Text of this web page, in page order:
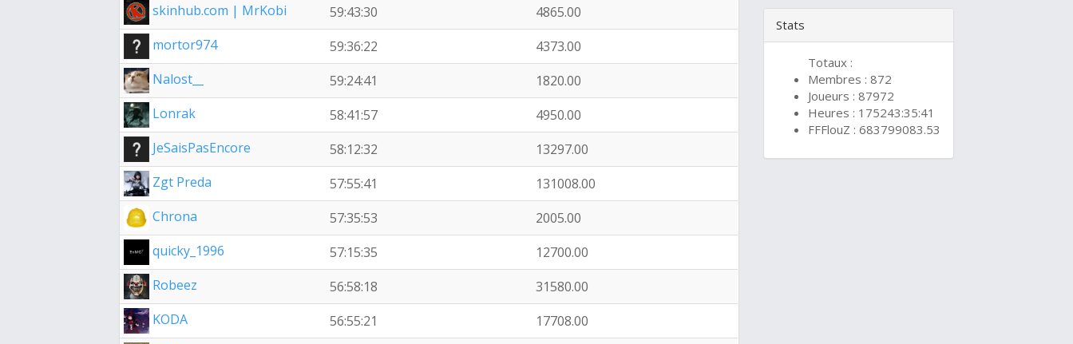
skinhub.com | MrKobi
59:43:30
4865.00
mortor974
59:36:22
4373.00
Nalost__
59:24:41
1820.00
Lonrak
58:41:57
4950.00
JeSaisPasEncore
58:12:32
13297.00
Zgt Preda
57:55:41
131008.00
Chrona
57:35:53
2005.00
quicky_1996
57:15:35
12700.00
Robeez
56:58:18
31580.00
KODA
56:55:21
17708.00
Stats
Totaux :
Membres : 872
Joueurs : 87972
Heures : 175243:35:41
FFFlouZ : 683799083.53